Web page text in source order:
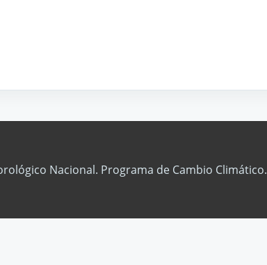
Nacional. Programa de Cambio Climático.